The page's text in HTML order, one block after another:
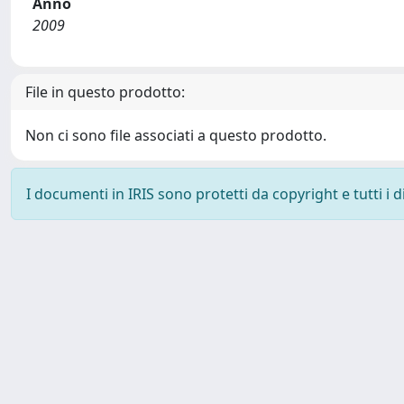
2009
File in questo prodotto:
Non ci sono file associati a questo prodotto.
I documenti in IRIS sono protetti da copyright e tutti i